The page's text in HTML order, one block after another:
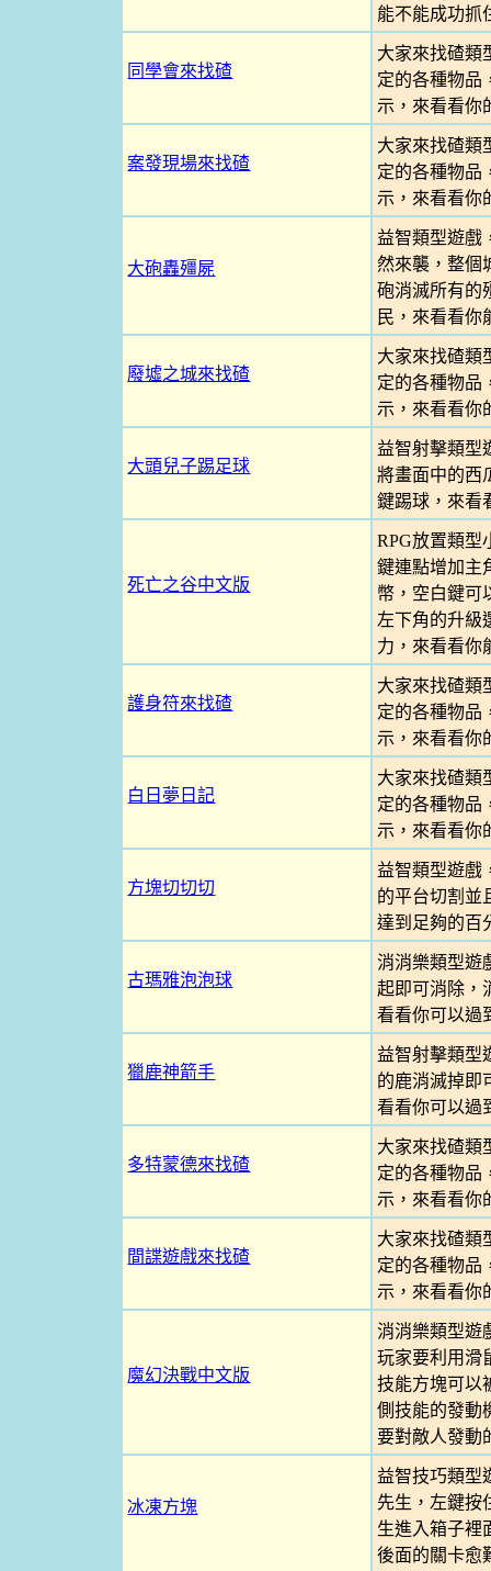
能不能成功抓
同學會來找碴
大家來找碴類
定的各種物品
示，來看看你
案發現場來找碴
大家來找碴類
定的各種物品
示，來看看你
大砲轟殭屍
益智類型遊戲
然來襲，整個
砲消滅所有的
民，來看看你
廢墟之城來找碴
大家來找碴類
定的各種物品
示，來看看你
大頭兒子踢足球
益智射擊類型
將畫面中的西
鍵踢球，來看
死亡之谷中文版
RPG放置類型
鍵連點增加主
幣，空白鍵可
左下角的升級
力，來看看你
護身符來找碴
大家來找碴類
定的各種物品
示，來看看你
白日夢日記
大家來找碴類
定的各種物品
示，來看看你
方塊切切切
益智類型遊戲
的平台切割並
達到足夠的百
古瑪雅泡泡球
消消樂類型遊
起即可消除，
看看你可以過
獵鹿神箭手
益智射擊類型
的鹿消滅掉即
看看你可以過
多特蒙德來找碴
大家來找碴類
定的各種物品
示，來看看你
間諜遊戲來找碴
大家來找碴類
定的各種物品
示，來看看你
魔幻決戰中文版
消消樂類型遊
玩家要利用滑
技能方塊可以
側技能的發動
要對敵人發動
冰凍方塊
益智技巧類型
先生，左鍵按
生進入箱子裡
後面的關卡愈